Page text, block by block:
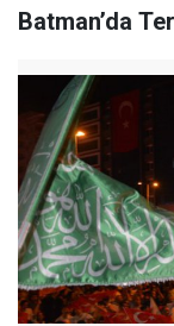
Batman’da